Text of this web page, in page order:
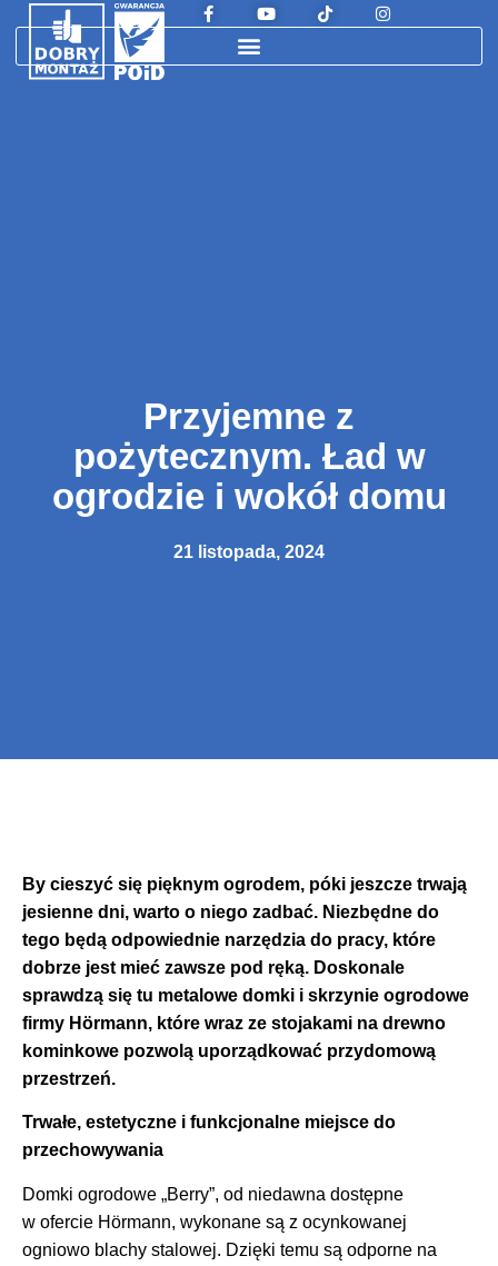
Przyjemne z
pożytecznym. Ład w
ogrodzie i wokół domu
21 listopada, 2024
By cieszyć się pięknym ogrodem, póki jeszcze trwają
jesienne dni, warto o niego zadbać. Niezbędne do
tego będą odpowiednie narzędzia do pracy, które
dobrze jest mieć zawsze pod ręką. Doskonale
sprawdzą się tu metalowe domki i skrzynie ogrodowe
firmy Hörmann, które wraz ze stojakami na drewno
kominkowe pozwolą uporządkować przydomową
przestrzeń.
Trwałe, estetyczne i funkcjonalne miejsce do
przechowywania
Domki ogrodowe „Berry”, od niedawna dostępne
w ofercie Hörmann, wykonane są z ocynkowanej
ogniowo blachy stalowej. Dzięki temu są odporne na